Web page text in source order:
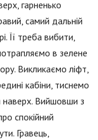
гарненько
самий дальній
Її треба вибити,
в зелене
Викликаємо ліфт,
кабіни, тиснемо
наверх. Вийшовши з
спокійний
Гравець,